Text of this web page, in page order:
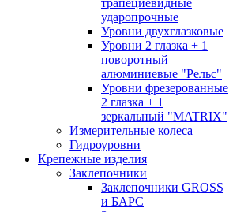
трапециевидные
ударопрочные
Уровни двухглазковые
Уровни 2 глазка + 1
поворотный
алюминиевые "Рельс"
Уровни фрезерованные
2 глазка + 1
зеркальный "MATRIX"
Измерительные колеса
Гидроуровни
Крепежные изделия
Заклепочники
Заклепочники GROSS
и БАРС